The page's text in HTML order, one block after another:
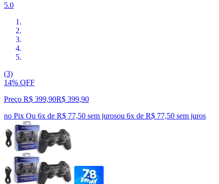
5.0
(3)
14% OFF
Preço R$ 399,90R$ 399,90
no Pix Ou 6x de R$ 77,50 sem jurosou 6x de R$ 77,50 sem juros